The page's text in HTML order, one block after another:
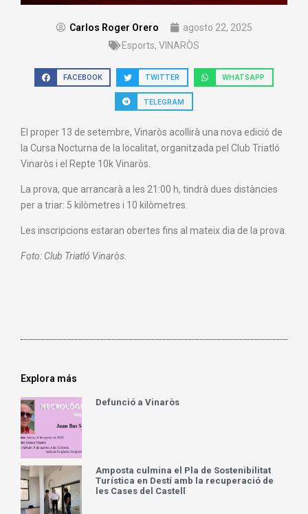
Carlos Roger Orero
agosto 22, 2025
Esports, VINARÒS
FACEBOOK TWITTER WHATSAPP
TELEGRAM
El proper 13 de setembre, Vinaròs acollirà una nova edició de
la Cursa Nocturna de la localitat, organitzada pel Club Triatló
Vinaròs i el Repte 10k Vinaròs.
La prova, que arrancarà a les 21:00 h, tindrà dues distàncies
per a triar: 5 kilòmetres i 10 kilòmetres.
Les inscripcions estaran obertes fins al mateix dia de la prova.
Foto: Club Triatló Vinaròs.
Explora más
Defunció a Vinaròs
Amposta culmina el Pla de Sostenibilitat
Turística en Destí amb la recuperació de
les Cases del Castell